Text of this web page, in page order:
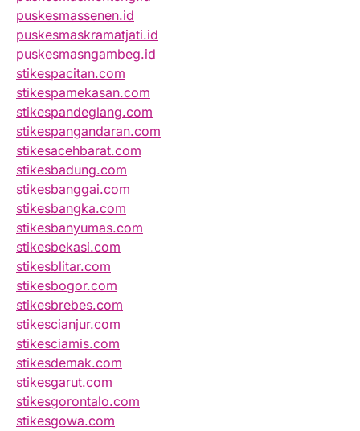
puskesmassenen.id
puskesmaskramatjati.id
puskesmasngambeg.id
stikespacitan.com
stikespamekasan.com
stikespandeglang.com
stikespangandaran.com
stikesacehbarat.com
stikesbadung.com
stikesbanggai.com
stikesbangka.com
stikesbanyumas.com
stikesbekasi.com
stikesblitar.com
stikesbogor.com
stikesbrebes.com
stikescianjur.com
stikesciamis.com
stikesdemak.com
stikesgarut.com
stikesgorontalo.com
stikesgowa.com